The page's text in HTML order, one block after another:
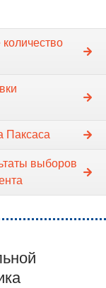
Паксаса
выборов